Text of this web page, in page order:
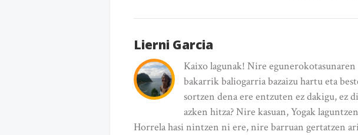
Lierni Garcia
Kaixo lagunak! Nire
bakarrik baliogarria bazaizu hartu eta
sortzen dena ere entzuten ez dakigu, ez
azken hitza? Nire kasuan, Yogak
Horrela hasi nintzen ni ere, nire barruan gertatzen